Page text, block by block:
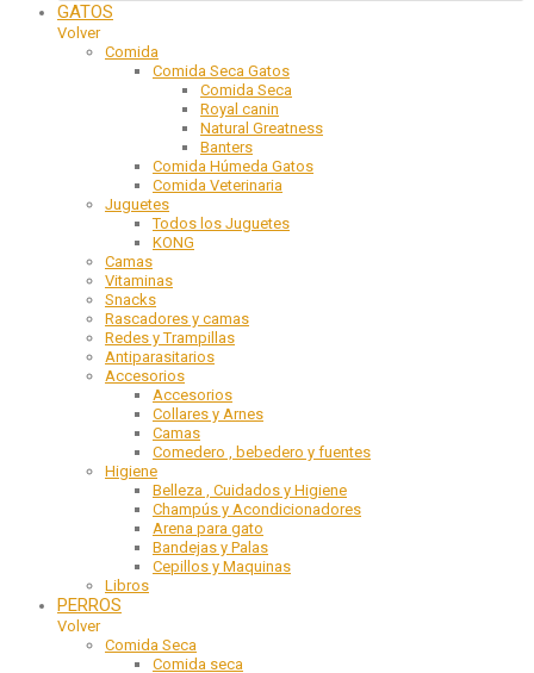
GATOS
Volver
Comida
Comida Seca Gatos
Comida Seca
Royal canin
Natural Greatness
Banters
Comida Húmeda Gatos
Comida Veterinaria
Juguetes
Todos los Juguetes
KONG
Camas
Vitaminas
Snacks
Rascadores y camas
Redes y Trampillas
Antiparasitarios
Accesorios
Accesorios
Collares y Arnes
Camas
Comedero , bebedero y fuentes
Higiene
Belleza , Cuidados y Higiene
Champús y Acondicionadores
Arena para gato
Bandejas y Palas
Cepillos y Maquinas
Libros
PERROS
Volver
Comida Seca
Comida seca